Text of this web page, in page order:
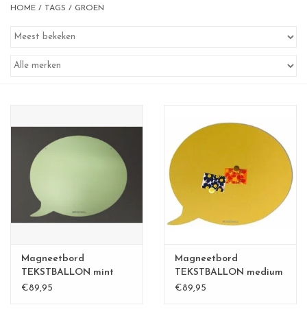
magneten
BIG SALE , GRAB YOUR
CHANCE
LIMITED EXCLUSIVES
Rechthoekige , vierkante, ronde
magneetborden
HOME / TAGS / GROEN
Magneetbord
TEKSTBALLON mint
groen
€89,95
Magneetbord
TEKSTBALLON medium
€89,95